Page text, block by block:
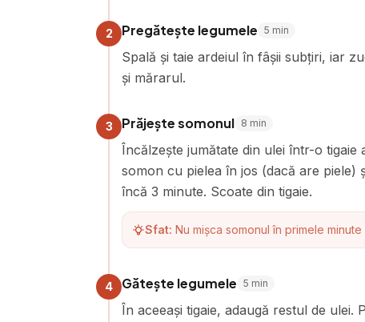
2 Pregătește legumele 5 min
Spală și taie ardeiul în fâșii subțiri, iar
și mărarul.
3 Prăjește somonul 8 min
Încălzește jumătate din ulei într-o
somon cu pielea în jos (dacă are piele)
încă 3 minute. Scoate din tigaie.
Sfat: Nu mișca somonul în primele
4 Gătește legumele 5 min
În aceeași tigaie, adaugă restul de